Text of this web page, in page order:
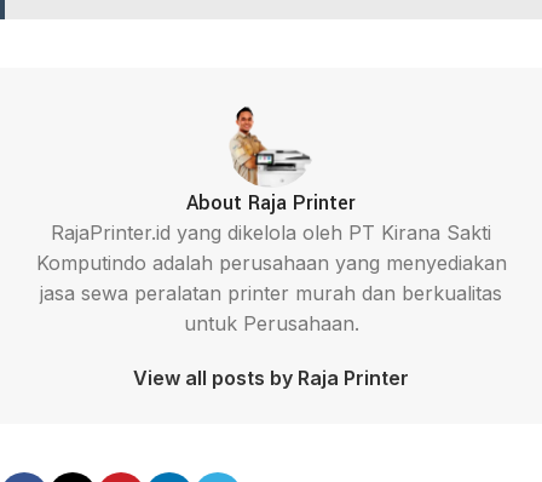
About Raja Printer
RajaPrinter.id yang dikelola oleh PT Kirana Sakti
Komputindo adalah perusahaan yang menyediakan
jasa sewa peralatan printer murah dan berkualitas
untuk Perusahaan.
View all posts by Raja Printer